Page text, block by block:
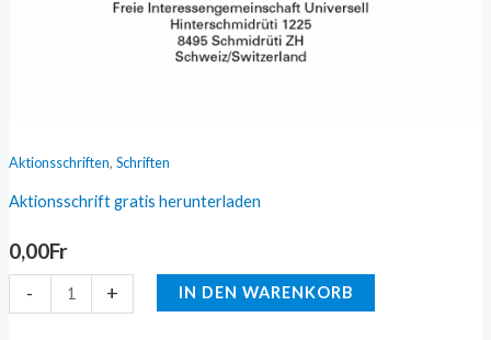
Aktionsschriften, Schriften
Aktionsschrift gratis herunterladen
0,00Fr
- + IN DEN WARENKORB